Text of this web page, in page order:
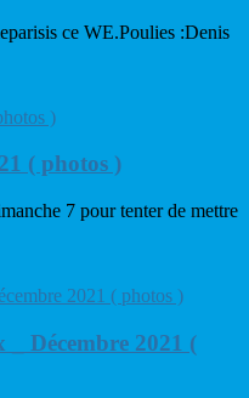
ce WE.Poulies :Denis
( photos )
7 pour tenter de mettre
_ Décembre 2021 (